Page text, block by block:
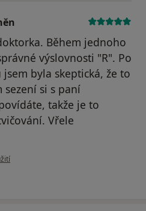
Během jednoho
výslovnosti "R". Po
byla skeptická, že to
sezení si s paní
takže je to
Vřele
Váš účet byl odstraněn